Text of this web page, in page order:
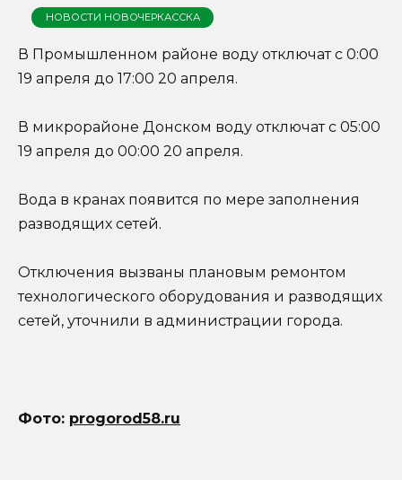
НОВОСТИ НОВОЧЕРКАССКА
В Промышленном районе воду отключат с 0:00
19 апреля до 17:00 20 апреля.
В микрорайоне Донском воду отключат с 05:00
19 апреля до 00:00 20 апреля.
Вода в кранах появится по мере заполнения
разводящих сетей.
Отключения вызваны плановым ремонтом
технологического оборудования и разводящих
сетей, уточнили в администрации города.
Фото: progorod58.ru